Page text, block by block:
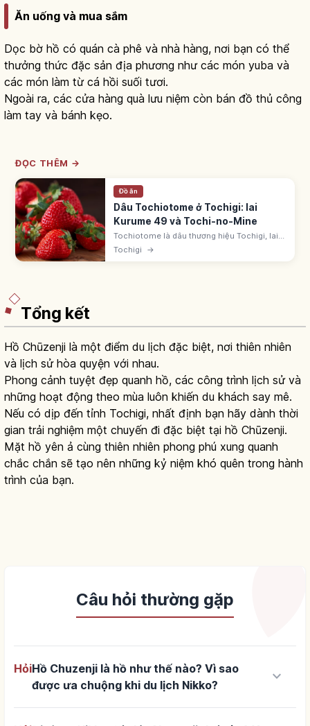
Ăn uống và mua sắm
Dọc bờ hồ có quán cà phê và nhà hàng, nơi bạn có thể
thưởng thức đặc sản địa phương như các món yuba và
các món làm từ cá hồi suối tươi.
Ngoài ra, các cửa hàng quà lưu niệm còn bán đồ thủ công
làm tay và bánh kẹo.
ĐỌC THÊM →
Đồ ăn
Dâu Tochiotome ở Tochigi: lai
Kurume 49 và Tochi-no-Mine
Tochiotome là dâu thương hiệu Tochigi, lai
'Kurume 49-go' và 'Tochi-no-Mine', đăng ký
thập niên 1990. Cân bằng ngọt chua, mọng
Tochigi →
Tổng kết
Hồ Chūzenji là một điểm du lịch đặc biệt, nơi thiên nhiên
và lịch sử hòa quyện với nhau.
Phong cảnh tuyệt đẹp quanh hồ, các công trình lịch sử và
những hoạt động theo mùa luôn khiến du khách say mê.
Nếu có dịp đến tỉnh Tochigi, nhất định bạn hãy dành thời
gian trải nghiệm một chuyến đi đặc biệt tại hồ Chūzenji.
Mặt hồ yên ả cùng thiên nhiên phong phú xung quanh
chắc chắn sẽ tạo nên những kỷ niệm khó quên trong hành
trình của bạn.
Câu hỏi thường gặp
HỏiHồ Chuzenji là hồ như thế nào? Vì sao
được ưa chuộng khi du lịch Nikko?
keyboard_arrow_down